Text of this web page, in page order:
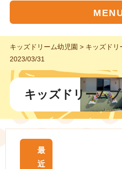
キッズドリーム幼児園 > キッズドリ
2023/03/31
キッズドリーム
最
近